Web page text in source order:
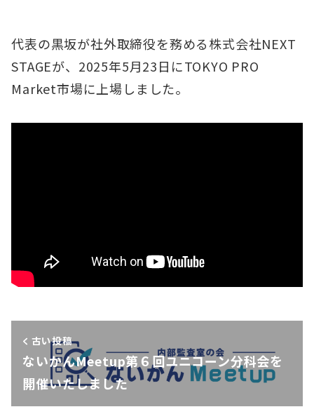
代表の黒坂が社外取締役を務める株式会社NEXT
STAGEが、2025年5月23日にTOKYO PRO
Market市場に上場しました。
古い投稿
ないかんMeetup第６回ユニコーン分科会を
開催いたしました